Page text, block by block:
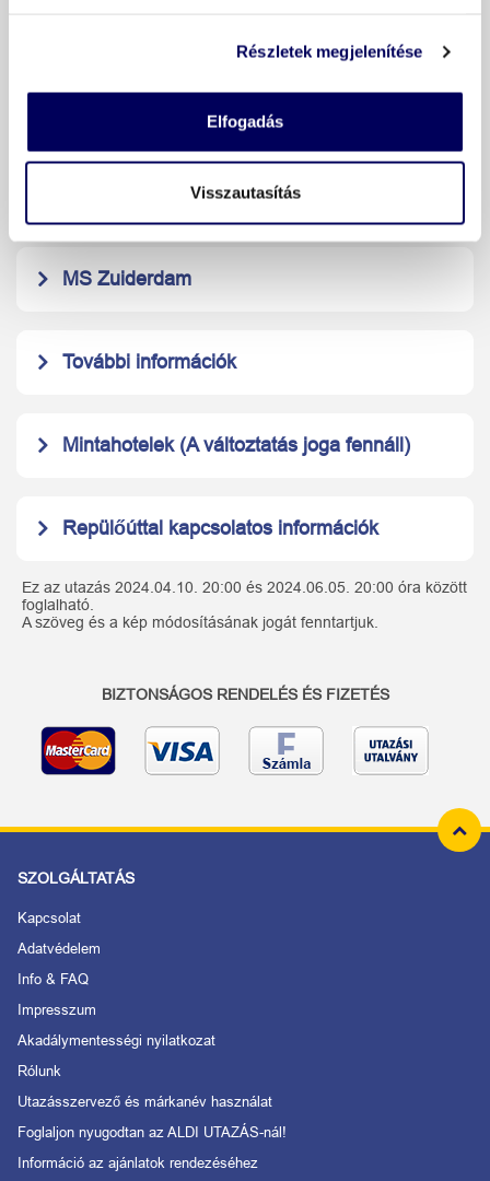
Részletek megjelenítése
Elfogadás
Visszautasítás
Időpontok és árak
MS Zuiderdam
További információk
Mintahotelek (A változtatás joga fennáll)
Repülőúttal kapcsolatos információk
Ez az utazás 2024.04.10. 20:00 és 2024.06.05. 20:00 óra között
foglalható.
A szöveg és a kép módosításának jogát fenntartjuk.
BIZTONSÁGOS RENDELÉS ÉS FIZETÉS
SZOLGÁLTATÁS
Kapcsolat
Adatvédelem
Info & FAQ
Impresszum
Akadálymentességi nyilatkozat
Rólunk
Utazásszervező és márkanév használat
Foglaljon nyugodtan az ALDI UTAZÁS-nál!
Információ az ajánlatok rendezéséhez